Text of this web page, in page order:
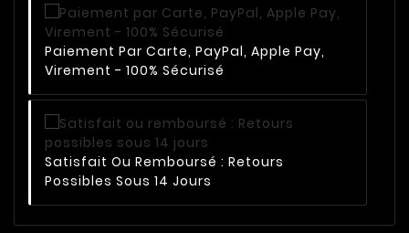
Paiement Par Carte, PayPal, Apple Pay,
Virement - 100% Sécurisé
Satisfait Ou Remboursé : Retours
Possibles Sous 14 Jours